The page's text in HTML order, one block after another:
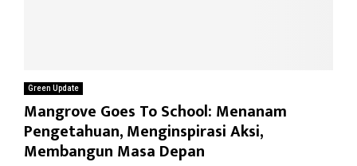
Green Update
Mangrove Goes To School: Menanam
Pengetahuan, Menginspirasi Aksi,
Membangun Masa Depan